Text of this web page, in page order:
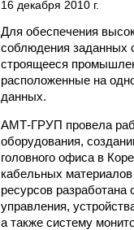
16 декабря 2010 г.
Для обеспечения
соблюдения заданных
строящееся
расположенные на
данных.
АМТ-ГРУП провела
оборудования,
головного офиса в
кабельных
ресурсов
управления,
а также систему